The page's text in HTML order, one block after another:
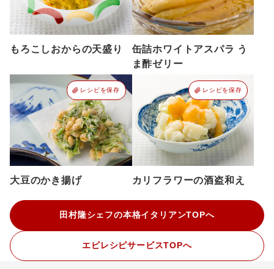
もろこしおからの天盛り
缶詰ホワイトアスパラ う
ま酢ゼリー
レシピを保存
大豆のかき揚げ
レシピを保存
カリフラワーの酒盗和え
田村隆シェフの本格イタリアンTOPへ
エピレシピサービスTOPへ